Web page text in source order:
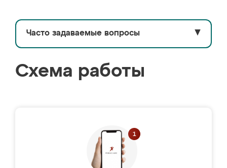
Часто задаваемые вопросы ▼
Схема работы